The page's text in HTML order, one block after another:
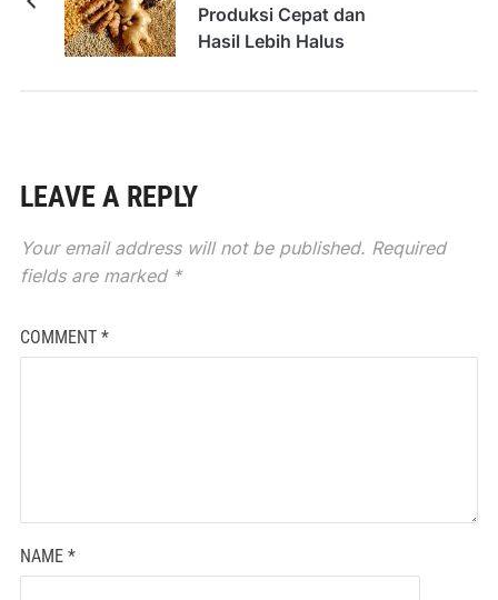
Produksi Cepat dan
Hasil Lebih Halus
LEAVE A REPLY
Your email address will not be published. Required
fields are marked *
COMMENT *
NAME *